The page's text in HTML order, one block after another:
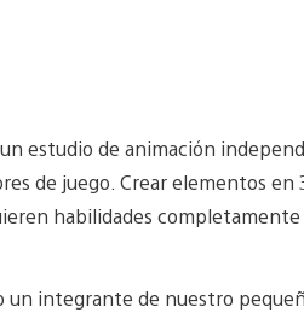
un estudio de animación
de juego. Crear elementos
habilidades
un integrante de nuestro